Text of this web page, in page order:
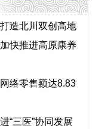
造北川双创高地
快推进高原康养
络零售额达8.83
“三医”协同发展